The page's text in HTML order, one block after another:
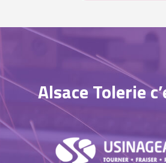
Alsace Tolerie